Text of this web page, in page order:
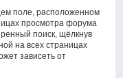
поле, расположенном
просмотра форума
поиск, щёлкнув
на всех страницах
зависеть от